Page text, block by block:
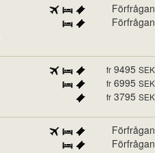
Förfrågan
Förfrågan
fr 9495 SEK
fr 6995 SEK
fr 3795 SEK
Förfrågan
Förfrågan